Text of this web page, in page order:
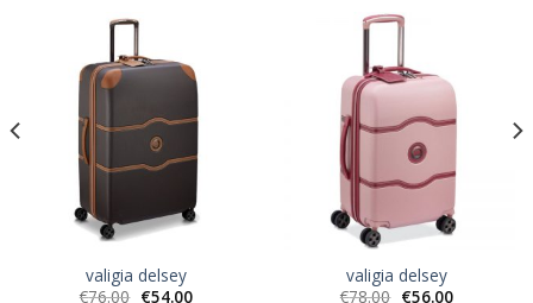
valigia delsey
€76.00 €54.00
valigia delsey
€78.00 €56.00